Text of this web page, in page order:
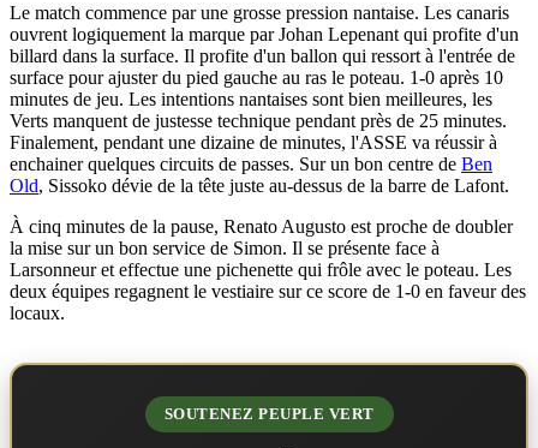
Le match commence par une grosse pression nantaise. Les canaris
ouvrent logiquement la marque par Johan Lepenant qui profite d'un
billard dans la surface. Il profite d'un ballon qui ressort à l'entrée de
surface pour ajuster du pied gauche au ras le poteau. 1-0 après 10
minutes de jeu. Les intentions nantaises sont bien meilleures, les
Verts manquent de justesse technique pendant près de 25 minutes.
Finalement, pendant une dizaine de minutes, l'ASSE va réussir à
enchainer quelques circuits de passes. Sur un bon centre de Ben
Old, Sissoko dévie de la tête juste au-dessus de la barre de Lafont.
À cinq minutes de la pause, Renato Augusto est proche de doubler
la mise sur un bon service de Simon. Il se présente face à
Larsonneur et effectue une pichenette qui frôle avec le poteau. Les
deux équipes regagnent le vestiaire sur ce score de 1-0 en faveur des
locaux.
SOUTENEZ PEUPLE VERT